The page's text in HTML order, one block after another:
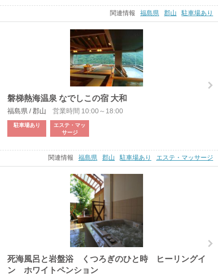
関連情報 福島県 郡山 駐車場あり
磐梯熱海温泉 なでしこの宿 大和
福島県 / 郡山 営業時間 10:00～18:00
駐車場あり
エステ・マッ
サージ
関連情報 福島県 郡山 駐車場あり エステ・マッサージ
死海風呂と岩盤浴 くつろぎのひと時 ヒーリングイ
ン ホワイトペンション